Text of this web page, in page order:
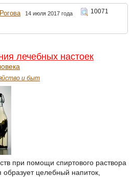
14 июля 2017 года
10071
лечебных настоек
и быт
при помощи спиртового раствора
целебный напиток,